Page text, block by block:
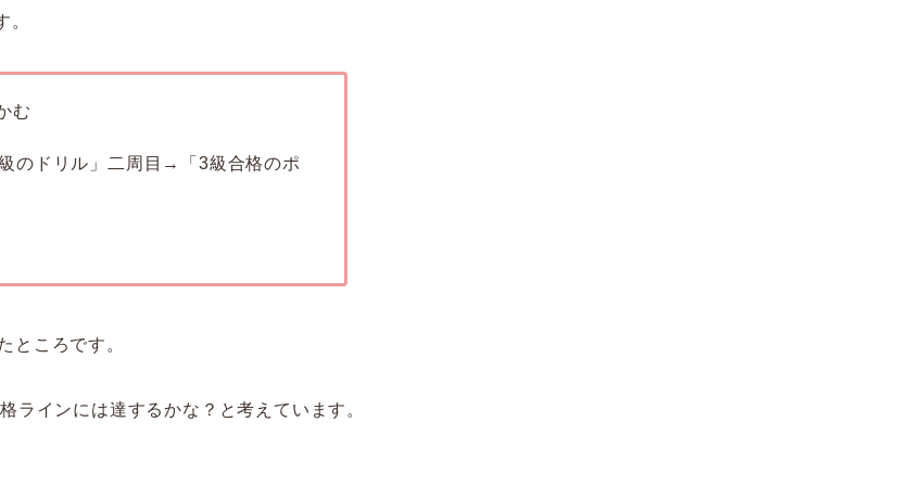
。
む
のドリル」二周目→「3級合格のポ
ところです。
ラインには達するかな？と考えています。